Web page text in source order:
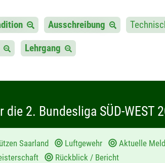
Ausschreibung
Lehrgang
die 2. Bundesliga SÜD-WEST
Saarland Luftgewehr
Aktuelle
Rückblick / Bericht